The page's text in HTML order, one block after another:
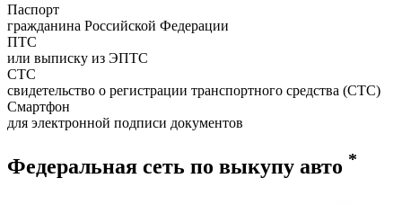
Паспорт
гражданина Российской Федерации
ПТС
или выписку из ЭПТС
СТС
свидетельство о регистрации транспортного средства (СТС)
Смартфон
для электронной подписи документов
Федеральная сеть по выкупу авто *